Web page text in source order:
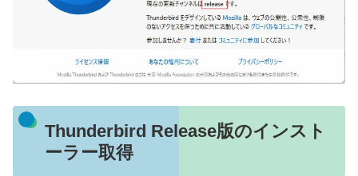
Thunderbird Release版のインスト
ーラー取得